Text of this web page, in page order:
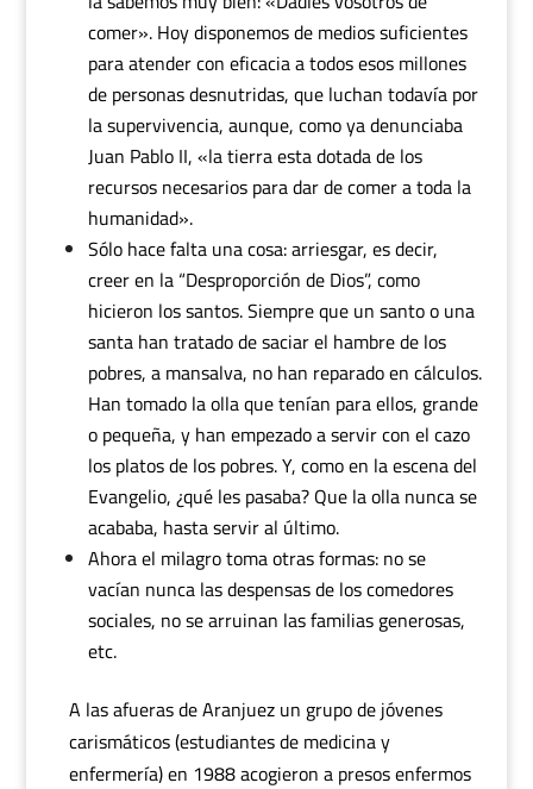
comer». Hoy disponemos de medios suficientes
para atender con eficacia a todos esos millones
de personas desnutridas, que luchan todavía por
la supervivencia, aunque, como ya denunciaba
Juan Pablo II, «la tierra esta dotada de los
recursos necesarios para dar de comer a toda la
humanidad».
Sólo hace falta una cosa: arriesgar, es decir,
creer en la “Desproporción de Dios”, como
hicieron los santos. Siempre que un santo o una
santa han tratado de saciar el hambre de los
pobres, a mansalva, no han reparado en cálculos.
Han tomado la olla que tenían para ellos, grande
o pequeña, y han empezado a servir con el cazo
los platos de los pobres. Y, como en la escena del
Evangelio, ¿qué les pasaba? Que la olla nunca se
acababa, hasta servir al último.
Ahora el milagro toma otras formas: no se
vacían nunca las despensas de los comedores
sociales, no se arruinan las familias generosas,
etc.
A las afueras de Aranjuez un grupo de jóvenes
carismáticos (estudiantes de medicina y
enfermería) en 1988 acogieron a presos enfermos